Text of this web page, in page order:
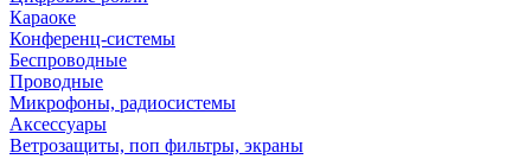
Караоке
Конференц-системы
Беспроводные
Проводные
Микрофоны, радиосистемы
Аксессуары
Ветрозащиты, поп фильтры, экраны